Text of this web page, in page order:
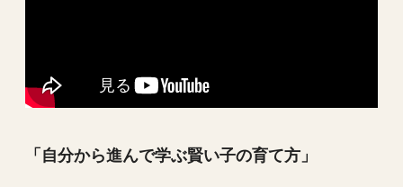
「自分から進んで学ぶ賢い子の育て方」